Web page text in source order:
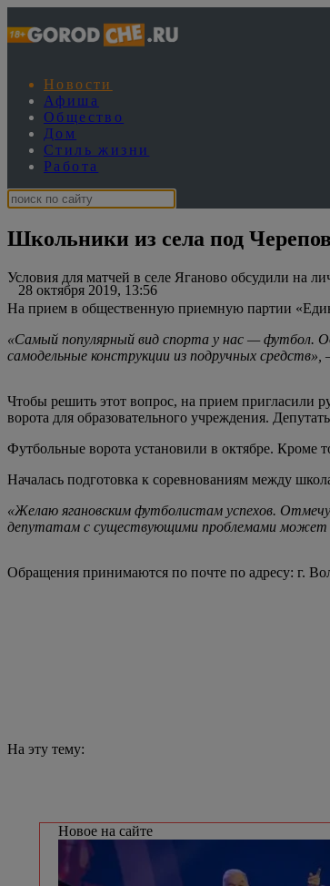
Новости
Афиша
Общество
Дом
Стиль жизни
Работа
Школьники из села под
28 октября 2019, 13:56
Условия для матчей в селе Яганово обсудили на
На прием в общественную приемную партии
«Самый популярный вид спорта у нас — футбол.
самодельные конструкции из подручных средств»,
Чтобы решить этот вопрос, на прием пригласили
ворота для образовательного учреждения.
Футбольные ворота установили в октябре. Кроме
Началась подготовка к соревнованиям между
«Желаю ягановским футболистам успехов.
депутатам с существующими проблемами может
Обращения принимаются по почте по адресу: г.
На эту тему:
Новое на сайте